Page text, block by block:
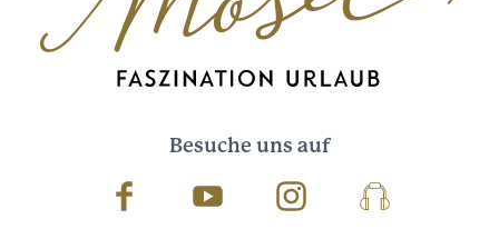
Besuche uns auf
Facebook Youtube InstagramPodcast